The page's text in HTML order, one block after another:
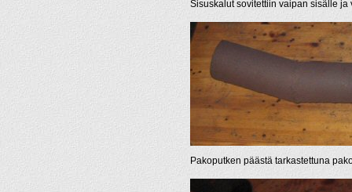
Sisuskalut sovitettiin vaipan sisälle ja
Pakoputken päästä tarkastettuna